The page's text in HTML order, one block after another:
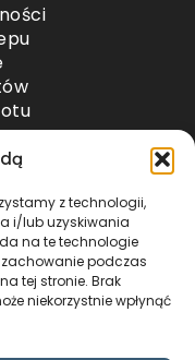
z technologii,
i/lub uzyskiwania
na te technologie
podczas
tej stronie. Brak
niekorzystnie wpłynąć
paletowe